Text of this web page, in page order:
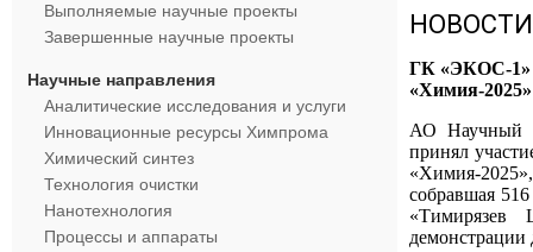
Выполняемые научные проекты
Завершенные научные проекты
Научные направления
Аналитические исследования и услуги
Инновационные ресурсы Химпрома
Химический синтез
Технология очистки
Нанотехнология
Процессы и аппараты
НОВОСТИ
ГК «ЭКОС-1»
«Химия-2025»
АО Научный
принял
«Химия-
собравшая
«Тимирязев
демонстрации